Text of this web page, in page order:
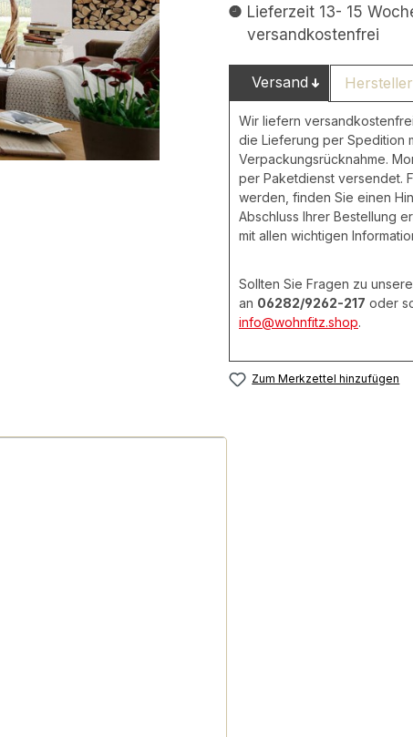
Lieferzeit 13- 15
versandkostenfrei
Versand
Wir liefern
die Lieferung per Spedition
Verpackungsrücknahme.
per Paketdienst versendet.
werden, finden Sie einen
Abschluss Ihrer Bestellung
mit allen wichtigen
Sollten Sie Fragen zu
an 06282/9262-217 oder
info@wohnfitz.shop.
Zum Merkzettel hinzufügen